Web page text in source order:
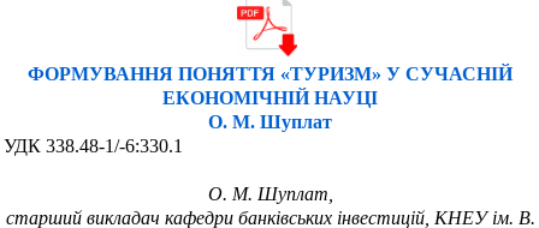
ФОРМУВАННЯ ПОНЯТТЯ «ТУРИЗМ» У СУЧАСНІЙ
ЕКОНОМІЧНІЙ НАУЦІ
О. М. Шуплат
УДК 338.48-1/-6:330.1
О. М. Шуплат,
старший викладач кафедри банківських інвестицій, КНЕУ ім. В.